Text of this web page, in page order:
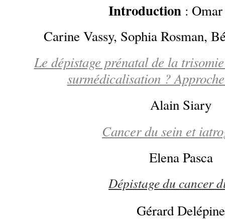
Introduction:
Carine Vassy, Sophia Rosman,
Le dépistage prénatal de la
surmédicalisation ?
Alain Siary
Cancer du sein et
Elena Pasca
Dépistage du cancer
Gérard Delépine